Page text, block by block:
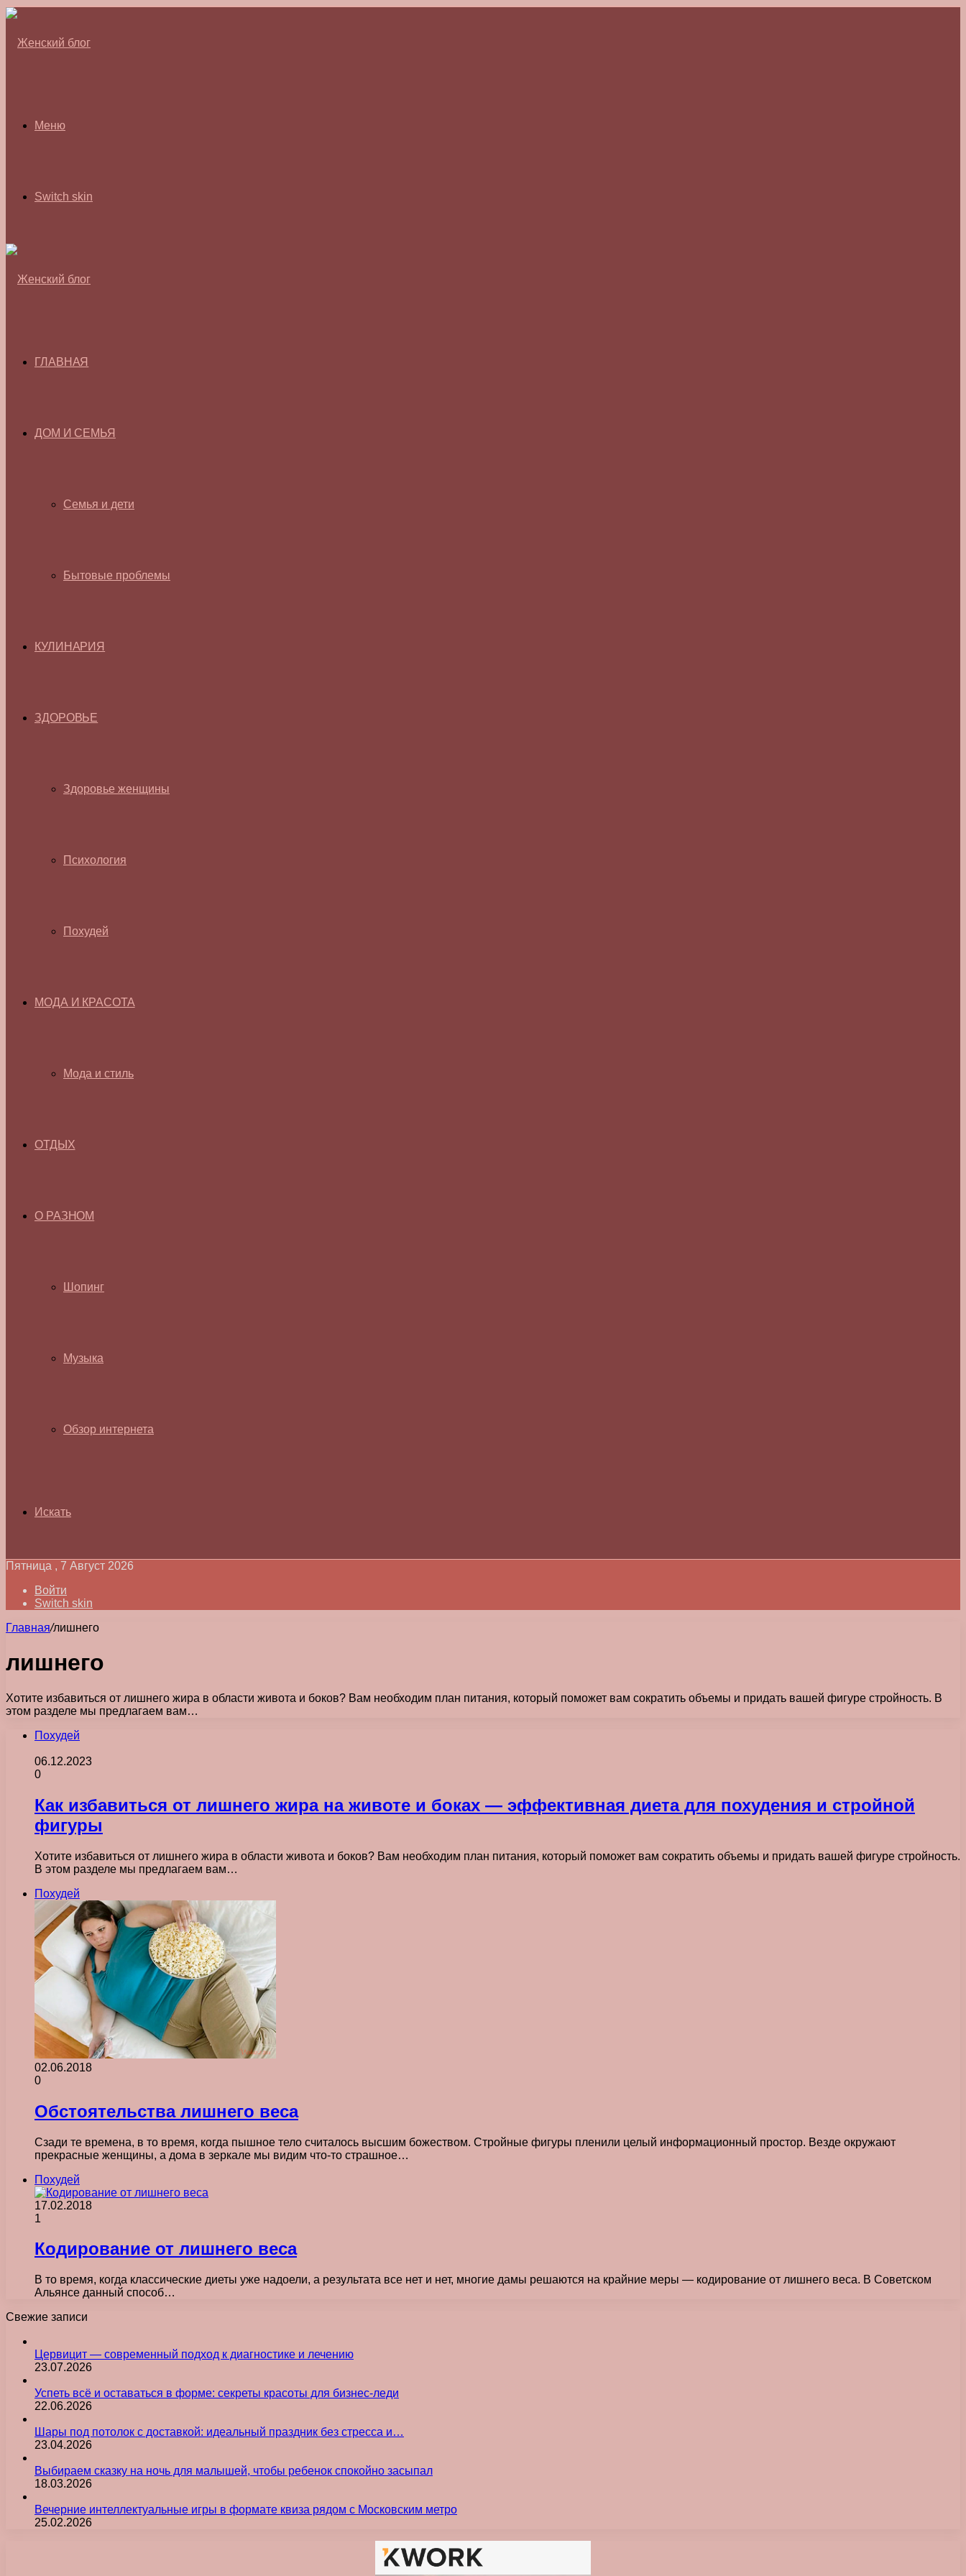
Меню
Switch skin
ГЛАВНАЯ
ДОМ И СЕМЬЯ
Семья и дети
Бытовые проблемы
КУЛИНАРИЯ
ЗДОРОВЬЕ
Здоровье женщины
Психология
Похудей
МОДА И КРАСОТА
Мода и стиль
ОТДЫХ
О РАЗНОМ
Шопинг
Музыка
Обзор интернета
Искать
Пятница , 7 Август 2026
Войти
Switch skin
Главная/лишнего
лишнего
Хотите избавиться от лишнего жира в области живота и боков? Вам необходим план питания, который поможет вам сократить объемы и придать вашей фигуре стройность. В
этом разделе мы предлагаем вам…
Похудей
06.12.2023
0
Как избавиться от лишнего жира на животе и боках — эффективная диета для похудения и стройной
фигуры
Хотите избавиться от лишнего жира в области живота и боков? Вам необходим план питания, который поможет вам сократить объемы и придать вашей фигуре стройность.
В этом разделе мы предлагаем вам…
Похудей
02.06.2018
0
Обстоятельства лишнего веса
Сзади те времена, в то время, когда пышное тело считалось высшим божеством. Стройные фигуры пленили целый информационный простор. Везде окружают
прекрасные женщины, а дома в зеркале мы видим что-то страшное…
Похудей
17.02.2018
1
Кодирование от лишнего веса
В то время, когда классические диеты уже надоели, а результата все нет и нет, многие дамы решаются на крайние меры — кодирование от лишнего веса. В Советском
Альянсе данный способ…
Свежие записи
Цервицит — современный подход к диагностике и лечению
23.07.2026
Успеть всё и оставаться в форме: секреты красоты для бизнес-леди
22.06.2026
Шары под потолок с доставкой: идеальный праздник без стресса и…
23.04.2026
Выбираем сказку на ночь для малышей, чтобы ребенок спокойно засыпал
18.03.2026
Вечерние интеллектуальные игры в формате квиза рядом с Московским метро
25.02.2026